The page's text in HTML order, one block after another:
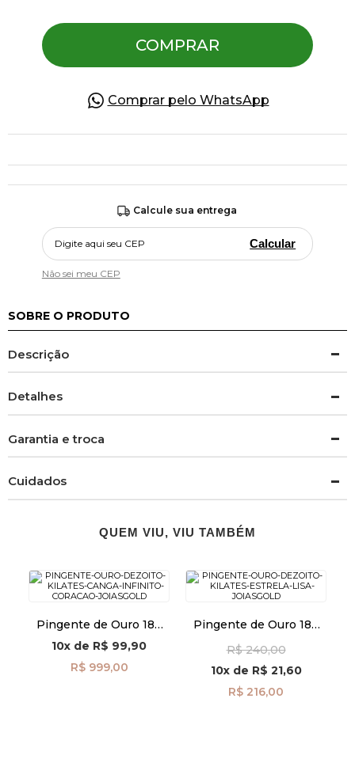
COMPRAR
Comprar pelo WhatsApp
Calcule sua entrega
Calcular
Não sei meu CEP
SOBRE O PRODUTO
Descrição
Detalhes
Garantia e troca
Cuidados
QUEM VIU, VIU TAMBÉM
Pingente de Ouro 18k
Canga Infinito com
Coração pi24493
10x de R$ 99,90
R$ 999,00
Pingente de Ouro 18k
R$ 240,00
10xde R$ 21,60
R$ 216,00